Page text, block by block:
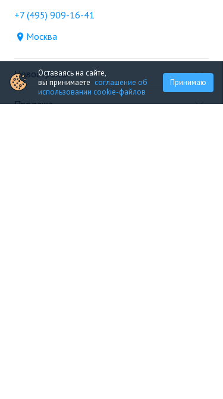
Оставаясь на сайте,
вы принимаете соглашение об
использовании cookie-файлов
Принимаю
+7 (495) 909-16-41
Москва
Новостройки
Продажа